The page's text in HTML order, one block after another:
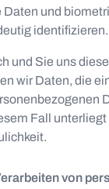
Daten und
identifizieren.
und Sie uns
wir Daten, die
Fall
von